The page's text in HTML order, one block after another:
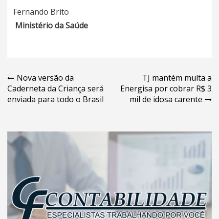
Fernando Brito
Ministério da Saúde
Navegação
de
Nova versão da
Caderneta da Criança será
enviada para todo o Brasil
TJ mantém multa a
Energisa por cobrar R$ 3
mil de idosa carente